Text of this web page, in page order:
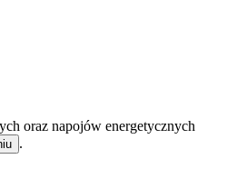
oraz napojów energetycznych
.